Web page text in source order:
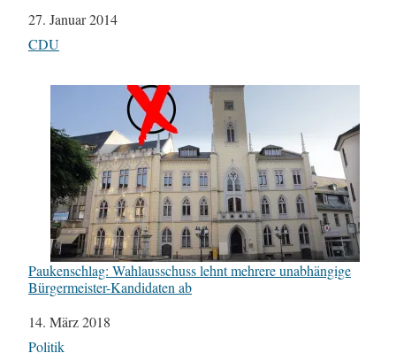
Datum
27. Januar 2014
In Bezug auf
CDU
Paukenschlag: Wahlausschuss lehnt mehrere unabhängige
Bürgermeister-Kandidaten ab
Datum
14. März 2018
In Bezug auf
Politik